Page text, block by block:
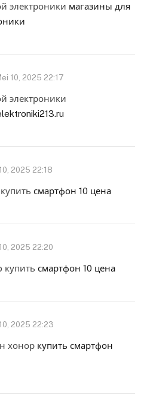
электроники магазины для
10, 2025 22:17
электроники
2025 22:18
смартфон 10 цена
2025 22:20
купить смартфон 10 цена
2025 22:23
хонор купить смартфон